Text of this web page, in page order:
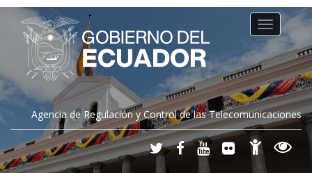
Agencia de Regulación y Control de las Telecomunicaciones
Toggle
navigation